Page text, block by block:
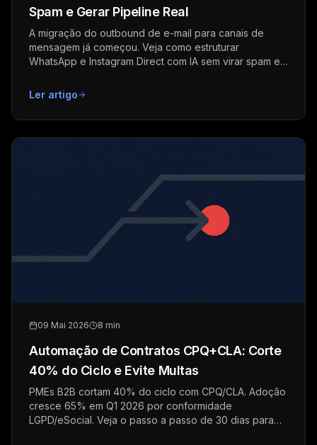
Spam e Gerar Pipeline Real
A migração do outbound de e-mail para canais de
mensagem já começou. Veja como estruturar
WhatsApp e Instagram Direct com IA sem virar spam e
Ler artigo
09 Mai 2026 8 min
Automação de Contratos CPQ+CLA: Corte
40% do Ciclo e Evite Multas
PMEs B2B cortam 40% do ciclo com CPQ/CLA. Adoção
cresce 65% em Q1 2026 por conformidade
LGPD/eSocial. Veja o passo a passo de 30 dias para